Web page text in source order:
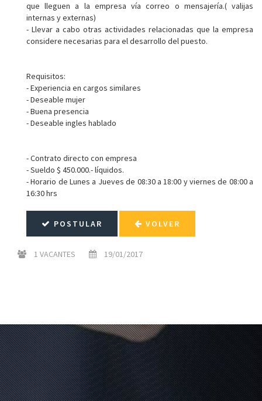
que lleguen a la empresa vía correo o mensajería.( valijas
internas y externas)
- Llevar a cabo otras actividades relacionadas que la empresa
considere necesarias para el desarrollo del puesto.
Requisitos:
- Experiencia en cargos similares
- Deseable mujer
- Buena presencia
- Deseable ingles hablado
- Contrato directo con empresa
- Sueldo $ 450.000.- líquidos.
- Horario de Lunes a Jueves de 08:30 a 18:00 y viernes de 08:00 a
16:30 hrs
POSTULAR VOLVER
1 VACANTES 19/01/2017